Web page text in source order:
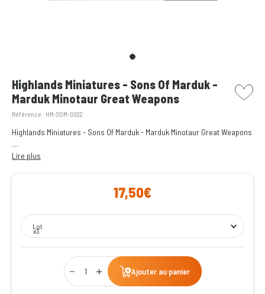
Highlands Miniatures - Sons Of Marduk -
Marduk Minotaur Great Weapons
Référence : HM-SOM-0022
picto
Highlands Miniatures - Sons Of Marduk - Marduk Minotaur Great Weapons
Sons Of Marduk – Résine – Echelle 28-35mm
Lire plus
17,50€
Lot
x3
Qty
Ajouter au panier